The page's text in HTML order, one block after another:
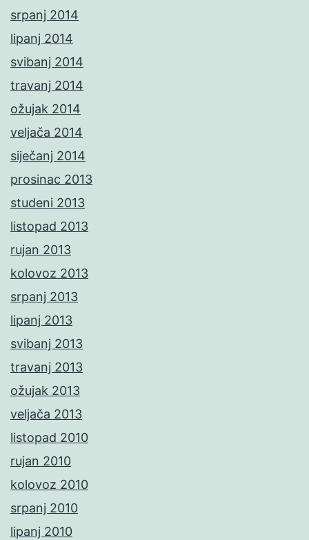
srpanj 2014
lipanj 2014
svibanj 2014
travanj 2014
ožujak 2014
veljača 2014
siječanj 2014
prosinac 2013
studeni 2013
listopad 2013
rujan 2013
kolovoz 2013
srpanj 2013
lipanj 2013
svibanj 2013
travanj 2013
ožujak 2013
veljača 2013
listopad 2010
rujan 2010
kolovoz 2010
srpanj 2010
lipanj 2010